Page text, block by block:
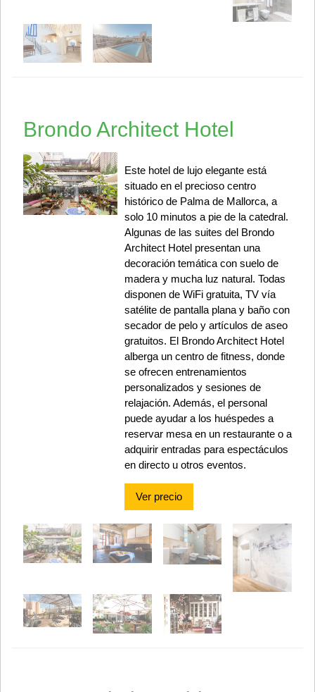
Brondo Architect Hotel
Este hotel de lujo elegante está
situado en el precioso centro
histórico de Palma de Mallorca, a
solo 10 minutos a pie de la catedral.
Algunas de las suites del Brondo
Architect Hotel presentan una
decoración temática con suelo de
madera y mucha luz natural. Todas
disponen de WiFi gratuita, TV vía
satélite de pantalla plana y baño con
secador de pelo y artículos de aseo
gratuitos. El Brondo Architect Hotel
alberga un centro de fitness, donde
se ofrecen entrenamientos
personalizados y sesiones de
relajación. Además, el personal
puede ayudar a los huéspedes a
reservar mesa en un restaurante o a
adquirir entradas para espectáculos
en directo u otros eventos.
Ver precio